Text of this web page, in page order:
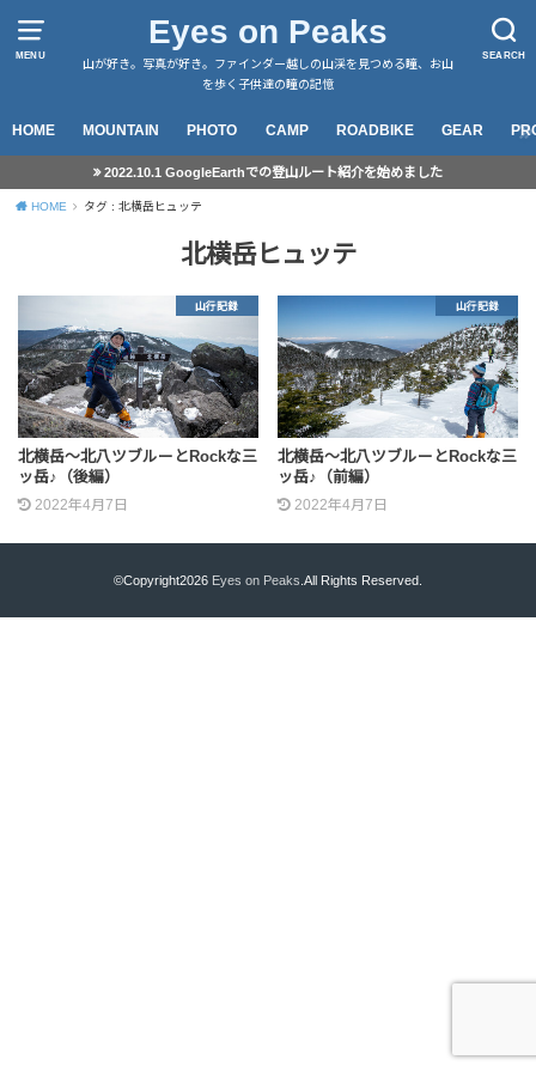
MENU SEARCH
Eyes on Peaks
山が好き。写真が好き。ファインダー越しの山渓を見つめる瞳、お山
を歩く子供達の瞳の記憶
HOME MOUNTAIN PHOTO CAMP ROADBIKE GEAR
2022.10.1 GoogleEarthでの登山ルート紹介を始めました
HOME タグ : 北横岳ヒュッテ
北横岳ヒュッテ
山行記録
北横岳～北八ツブルーとRockな三
ッ岳♪（後編）
2022年4月7日
山行記録
北横岳～北八ツブルーとRockな三
ッ岳♪（前編）
2022年4月7日
©Copyright2026 Eyes on Peaks .All Rights Reserved.